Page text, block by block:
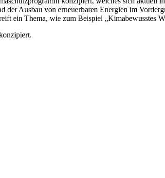
der Ausbau von erneuerbaren Energien im
ein Thema, wie zum Beispiel „Kimabewusstes